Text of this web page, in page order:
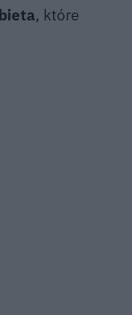
, które